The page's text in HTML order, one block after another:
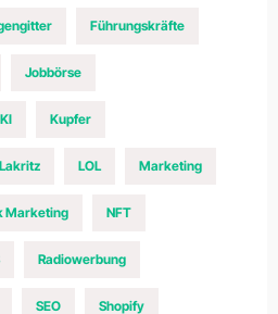
Führungskräfte
Jobbörse
KI Kupfer
Lakritz LOL Marketing
Marketing NFT
Radiowerbung
SEO Shopify